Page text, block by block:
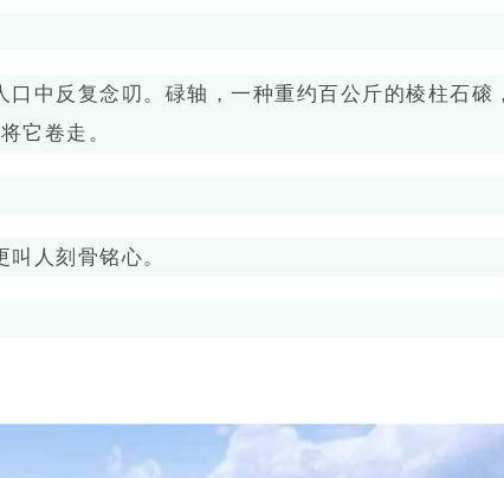
中反复念叨。碌轴，一种重约百公斤的棱柱石磙
它卷走。
人刻骨铭心。